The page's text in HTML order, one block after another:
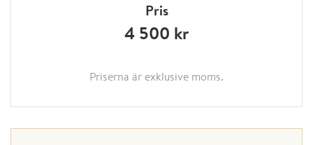
Pris
4 500 kr
Priserna är exklusive moms.